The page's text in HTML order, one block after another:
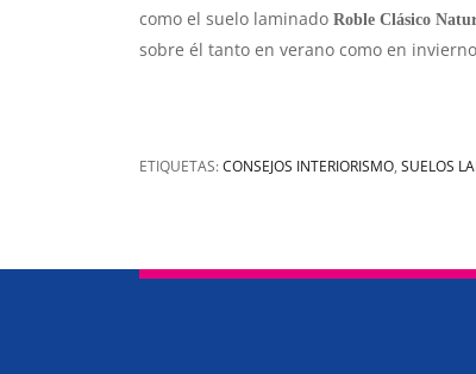
como el suelo laminado Roble Clásico
sobre él tanto en verano como en
ETIQUETAS:CONSEJOS INTERIORISMO, SUELOS